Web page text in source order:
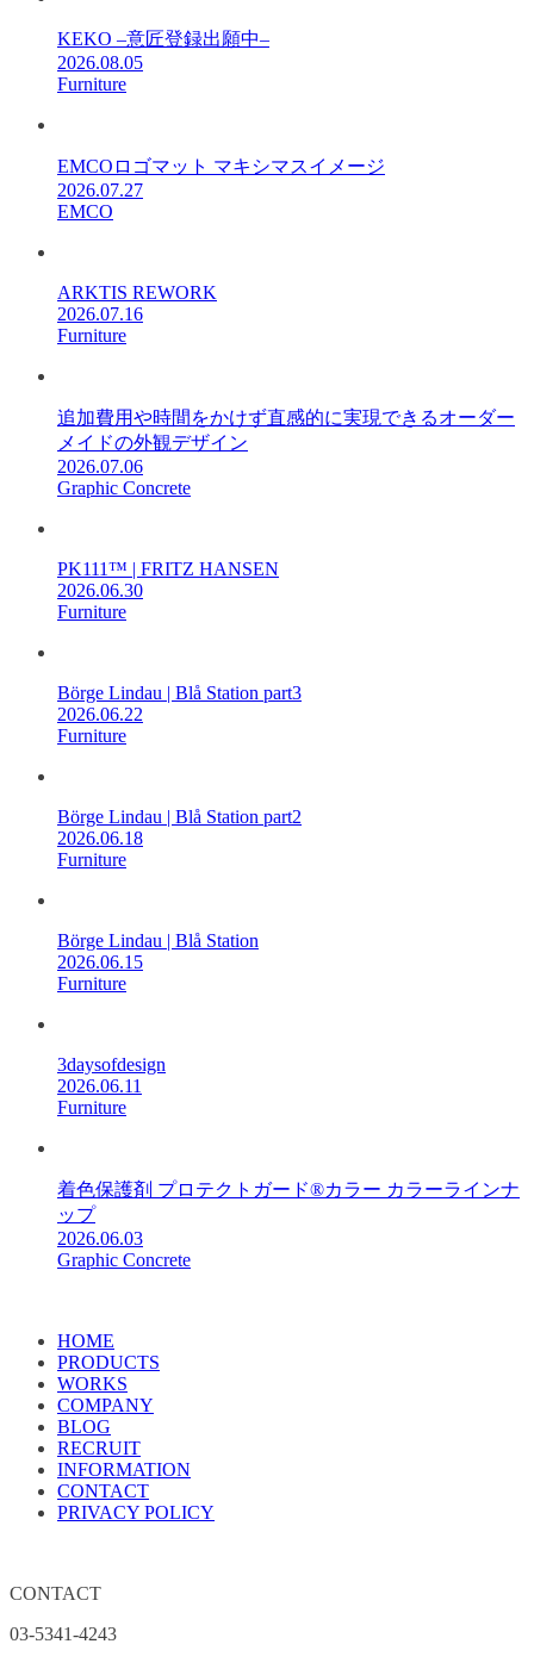
KEKO –意匠登録出願中–
2026.08.05
Furniture
EMCOロゴマット マキシマスイメージ
2026.07.27
EMCO
ARKTIS REWORK
2026.07.16
Furniture
追加費用や時間をかけず直感的に実現できるオーダー
メイドの外観デザイン
2026.07.06
Graphic Concrete
PK111™ | FRITZ HANSEN
2026.06.30
Furniture
Börge Lindau | Blå Station part3
2026.06.22
Furniture
Börge Lindau | Blå Station part2
2026.06.18
Furniture
Börge Lindau | Blå Station
2026.06.15
Furniture
3daysofdesign
2026.06.11
Furniture
着色保護剤 プロテクトガード®カラー カラーラインナ
ップ
2026.06.03
Graphic Concrete
HOME
PRODUCTS
WORKS
COMPANY
BLOG
RECRUIT
INFORMATION
CONTACT
PRIVACY POLICY
CONTACT
03-5341-4243